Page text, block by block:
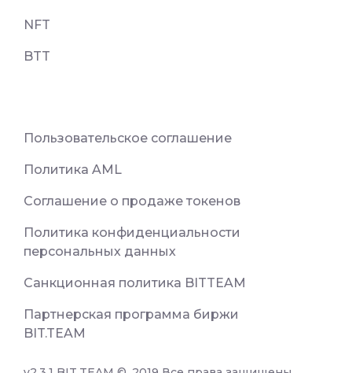
NFT
BTT
Пользовательское соглашение
Политика AML
Соглашение о продаже токенов
Политика конфиденциальности
персональных данных
Санкционная политика BITTEAM
Партнерская программа биржи
BIT.TEAM